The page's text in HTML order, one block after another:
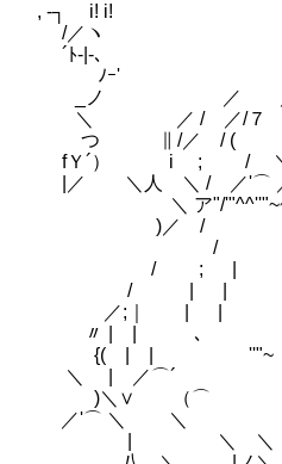
, ‐┐ i! i! | 米青
/／ヽ | i （
´ﾄ‐|-､ | し .ﾊ从
ﾉｰ' | ーｧ .| 〈
_ノ ／ ／ |
＼ ／ / ／/７ ノ.
つ ∥ /／ / ( ）
fＹ´） i ; / ＼／⌒
|／ ＼人 ＼ /
＼ ア"/
)／ / ＼ ＼ _-
/ ＼ ＼ /-=ニ
/ ; | | ､ /-=ニ
/ | | | | ∨-=
／;｜ | | | | -=ニ
〃 | | ､ ﾉ / |/ニニ
{( | | ''"~￣￣~~"''ﾆ＝－
＼ | ／⌒´ ー|-=ニニ
)＼∨ （⌒ 二ﾆ=‐-- {-
／'⌒ ＼ ＼ ＼／￣
| ＼ ＼ ￣＼